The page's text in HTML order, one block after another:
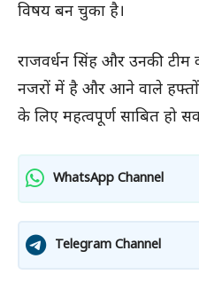
विषय बन चुका है।
राजवर्धन सिंह और उनकी
नजरों में है और आने वाले
के लिए महत्वपूर्ण साबित हो
WhatsApp Channel
Telegram Channel